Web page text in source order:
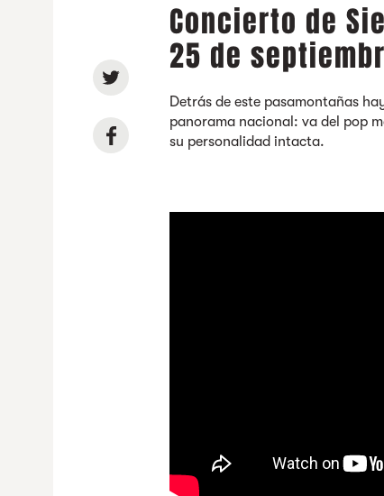
Concierto de
25 de
Detrás de este pasamontañas
panorama nacional: va del pop
su personalidad intacta.